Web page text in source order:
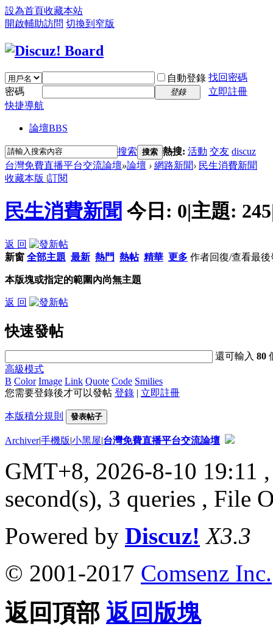
設為首頁收藏本站
開啟輔助訪問 切換到窄版
自動登錄 找回密碼
密碼
登錄
立即註冊
快捷導航
論壇BBS
搜索 搜索 熱搜: 活動 交友 discuz
台灣免費直播平台交流論壇»論壇 › 網路新聞› 民生消費新聞
收藏本版 |訂閱
民生消費新聞 今日: 0|主題: 245
返 回
新窗 全部主題 最新 熱門 熱帖 精華 更多 作者回復/查看最後
本版塊或指定的範圍內尚無主題
返 回
快速發帖
還可輸入80
高級模式
B Color Image Link Quote Code Smilies
您需要登錄後才可以發帖 登錄 | 立即註冊
本版積分規則 發表帖子
Archiver|手機版|小黑屋|台灣免費直播平台交流論壇
GMT+8, 2026-8-10 19:11
second(s), 3 queries , File
Powered by Discuz! X3.3
© 2001-2017 Comsenz Inc.
返回頂部 返回版塊